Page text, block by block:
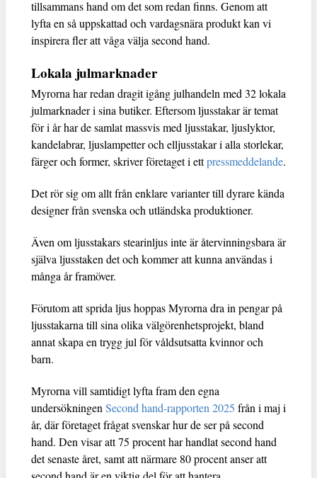
tillsammans hand om det som redan finns. Genom att
lyfta en så uppskattad och vardagsnära produkt kan vi
inspirera fler att våga välja second hand.
Lokala julmarknader
Myrorna har redan dragit igång julhandeln med 32 lokala
julmarknader i sina butiker. Eftersom ljusstakar är temat
för i år har de samlat massvis med ljusstakar, ljuslyktor,
kandelabrar, ljuslampetter och elljusstakar i alla storlekar,
färger och former, skriver företaget i ettpressmeddelande.
Det rör sig om allt från enklare varianter till dyrare kända
designer från svenska och utländska produktioner.
Även om ljusstakars stearinljus inte är återvinningsbara är
själva ljusstaken det och kommer att kunna användas i
många år framöver.
Förutom att sprida ljus hoppas Myrorna dra in pengar på
ljusstakarna till sina olika välgörenhetsprojekt, bland
annat skapa en trygg jul för våldsutsatta kvinnor och
barn.
Myrorna vill samtidigt lyfta fram den egna
undersökningen Second hand-rapporten 2025 från i maj i
år, där företaget frågat svenskar hur de ser på second
hand. Den visar att 75 procent har handlat second hand
det senaste året, samt att närmare 80 procent anser att